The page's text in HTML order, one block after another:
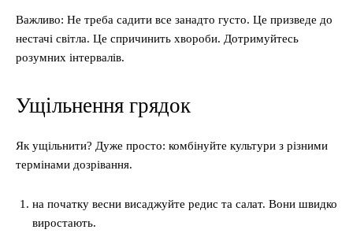
Важливо: Не треба садити все занадто густо. Це призведе до
нестачі світла. Це спричинить хвороби. Дотримуйтесь
розумних інтервалів.
Ущільнення грядок
Як ущільнити? Дуже просто: комбінуйте культури з різними
термінами дозрівання.
на початку весни висаджуйте редис та салат. Вони швидко
виростають.